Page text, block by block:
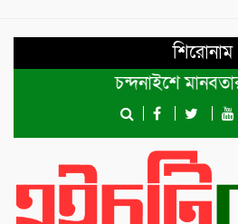
শিরোনাম
চন্দনাইশে মানবতার